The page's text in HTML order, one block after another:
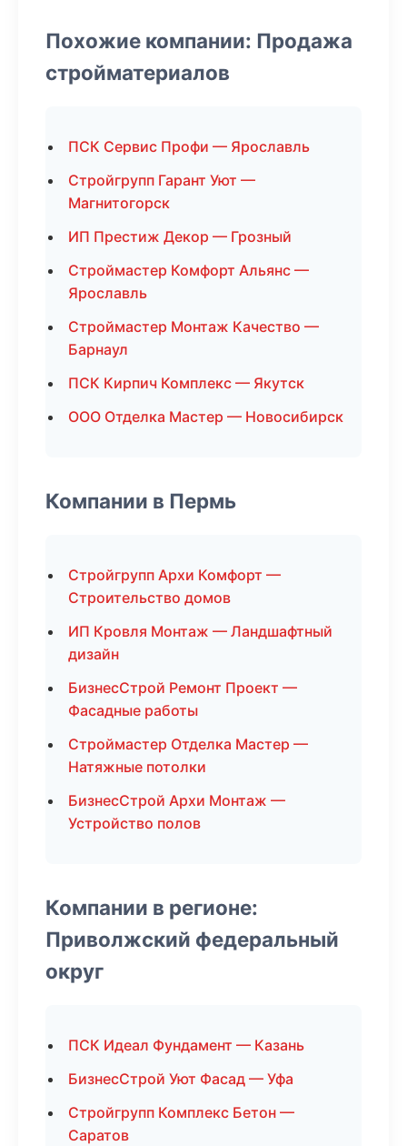
Похожие компании: Продажа
стройматериалов
ПСК Сервис Профи — Ярославль
Стройгрупп Гарант Уют —
Магнитогорск
ИП Престиж Декор — Грозный
Строймастер Комфорт Альянс —
Ярославль
Строймастер Монтаж Качество —
Барнаул
ПСК Кирпич Комплекс — Якутск
ООО Отделка Мастер — Новосибирск
Компании в Пермь
Стройгрупп Архи Комфорт —
Строительство домов
ИП Кровля Монтаж — Ландшафтный
дизайн
БизнесСтрой Ремонт Проект —
Фасадные работы
Строймастер Отделка Мастер —
Натяжные потолки
БизнесСтрой Архи Монтаж —
Устройство полов
Компании в регионе:
Приволжский федеральный
округ
ПСК Идеал Фундамент — Казань
БизнесСтрой Уют Фасад — Уфа
Стройгрупп Комплекс Бетон —
Саратов